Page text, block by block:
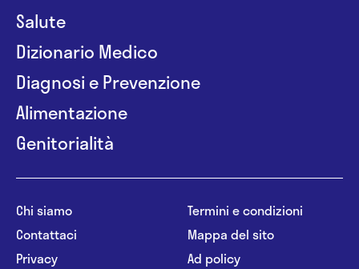
Salute
Dizionario Medico
Diagnosi e Prevenzione
Alimentazione
Genitorialità
Chi siamo
Contattaci
Privacy
Termini e condizioni
Mappa del sito
Ad policy